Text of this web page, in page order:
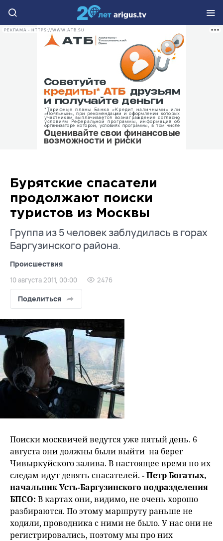
РЕКЛАМА • HTTPS://WWW.ATB.SU
Бурятские спасатели
продолжают поиски
туристов из Москвы
Группа из 5 человек заблудилась в горах
Баргузинского района.
Происшествия
10 августа 2011, 00:00 2476
Поделиться
Поиски москвичей ведутся уже пятый день. 6
августа они должны были выйти на берег
Чивыркуйского залива. В настоящее время по их
следам идут девять спасателей. - Петр Богатых,
начальник Усть-Баргузинского подразделения
БПСО: В картах они, видимо, не очень хорошо
разбираются. По этому маршруту раньше не
ходили, проводника с ними не было. У нас они не
регистрировались, поэтому мы про них